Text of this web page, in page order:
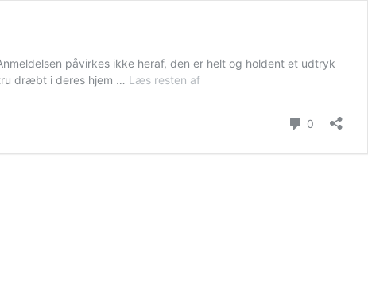
påvirkes ikke heraf, den er helt og holdent et udtryk
dræbt i deres hjem … Læs resten afX
0